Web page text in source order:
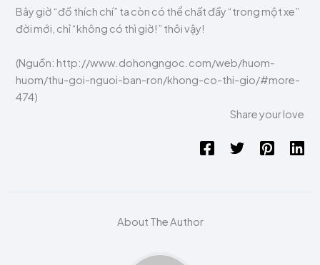
Bây giờ “đồ thích chí” ta còn có thể chất đầy “trong một xe”
đời mới, chỉ “không có thì giờ!” thôi vậy!
(Nguồn: http://www.dohongngoc.com/web/huom-
huom/thu-goi-nguoi-ban-ron/khong-co-thi-gio/#more-
474)
Share your love
About The Author